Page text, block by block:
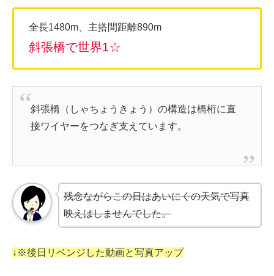
全長1480m、主搭間距離890m
斜張橋で世界1☆
斜張橋（しゃちょうきょう）の構造は橋桁に直
接ワイヤーをつなぎ支えています。
残念ながらこの日はあいにくの天気で写真
映えはしませんでした。
↓※後日リベンジした動画と写真アップ